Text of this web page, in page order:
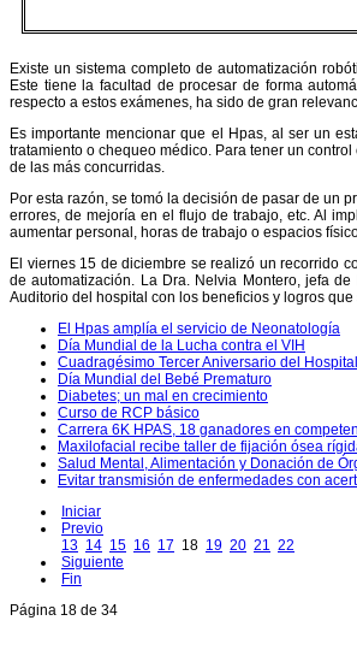
Existe un sistema completo de automatización
Este tiene la facultad de procesar de forma
respecto a estos exámenes, ha sido de gran
Es importante mencionar que el Hpas, al ser un
tratamiento o chequeo médico. Para tener un
de las más concurridas.
Por esta razón, se tomó la decisión de pasar de un
errores, de mejoría en el flujo de trabajo, etc. Al
aumentar personal, horas de trabajo o espacios
El viernes 15 de diciembre se realizó un recorrido
de automatización. La Dra. Nelvia Montero, jefa
Auditorio del hospital con los beneficios y logros
El Hpas amplía el servicio de Neonatología
Día Mundial de la Lucha contra el VIH
Cuadragésimo Tercer Aniversario del
Día Mundial del Bebé Prematuro
Diabetes; un mal en crecimiento
Curso de RCP básico
Carrera 6K HPAS, 18 ganadores en
Maxilofacial recibe taller de fijación ósea
Salud Mental, Alimentación y Donación de
Evitar transmisión de enfermedades con
Iniciar
Previo
13 14 15 16 17 18 19 20 21
22
Siguiente
Fin
Página 18 de 34